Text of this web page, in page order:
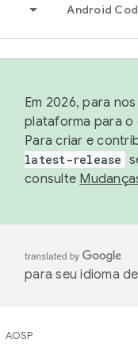
Android
Em 2026, para
plataforma para o
Para criar e
latest-release
consulte
para seu idioma
AOSP